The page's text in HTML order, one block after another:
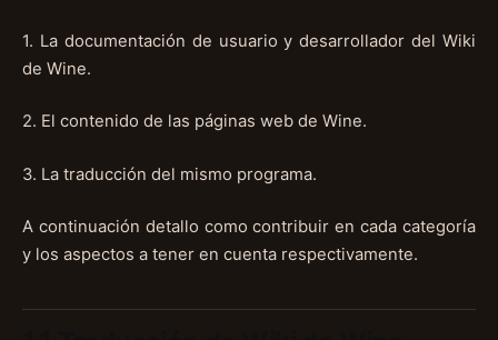
1. La documentación de usuario y desarrollador del Wiki
de Wine.
2. El contenido de las páginas web de Wine.
3. La traducción del mismo programa.
A continuación detallo como contribuir en cada categoría
y los aspectos a tener en cuenta respectivamente.